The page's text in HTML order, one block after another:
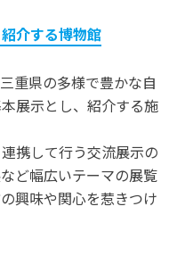
介する博物館
重県の多様で豊かな自
展示とし、紹介する施
携して行う交流展示の
ど幅広いテーマの展覧
興味や関心を惹きつけ